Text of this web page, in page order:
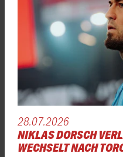
28.07.2026
NIKLAS DORSCH
WECHSELT NACH